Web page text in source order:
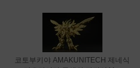
코토부키야 AMAKUNITECH 제네식